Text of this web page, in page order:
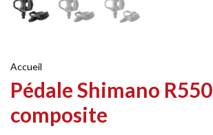
Accueil
Pédale Shimano R550
composite